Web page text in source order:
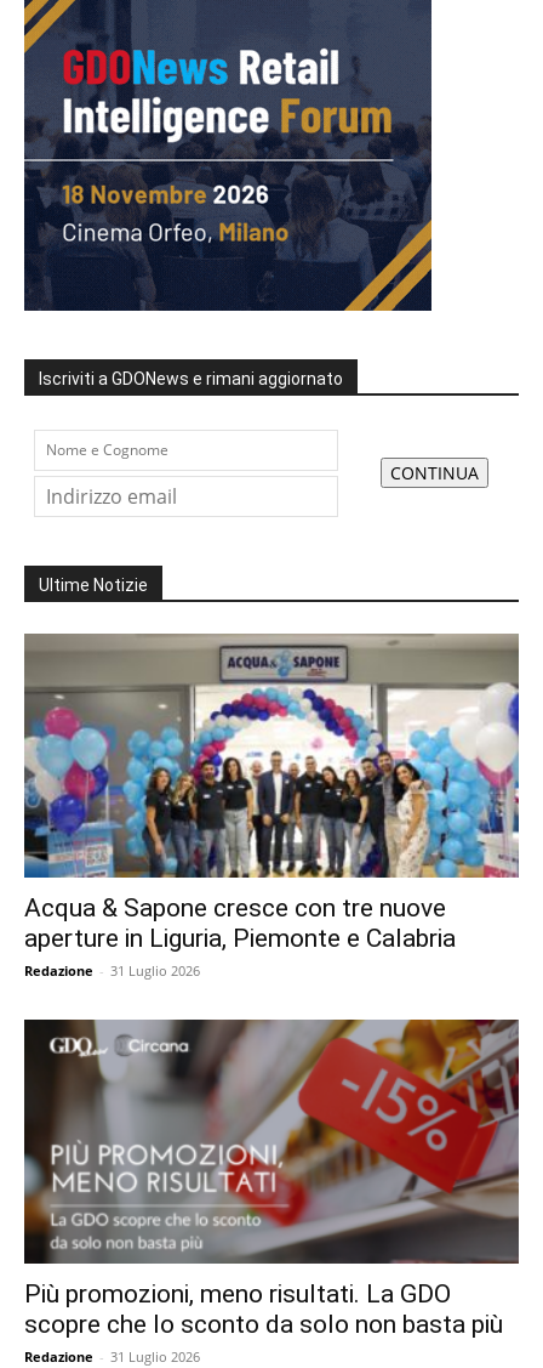
Iscriviti a GDONews e rimani aggiornato
Ultime Notizie
Acqua & Sapone cresce con tre nuove
aperture in Liguria, Piemonte e Calabria
Redazione - 31 Luglio 2026
Più promozioni, meno risultati. La GDO
scopre che lo sconto da solo non basta più
Redazione - 31 Luglio 2026